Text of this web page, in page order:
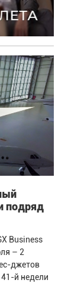
подряд
Business
– 2
джетов
й недели